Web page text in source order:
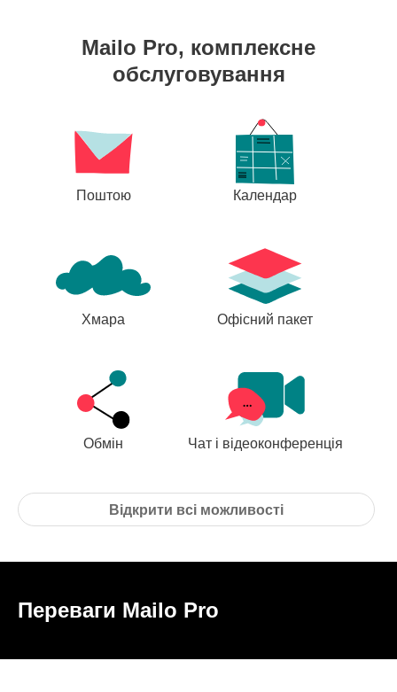
Mailo Pro, комплексне
обслуговування
Поштою Календар
Хмара Офісний пакет
Обмін Чат і відеоконференція
Відкрити всі можливості
Переваги Mailo Pro